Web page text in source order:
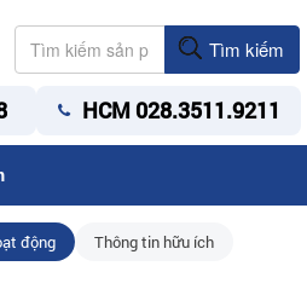
Tìm kiếm
HCM 028.3511.9211
động
Thông tin hữu ích